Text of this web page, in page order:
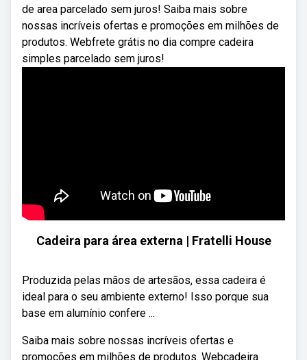
de area parcelado sem juros! Saiba mais sobre
nossas incríveis ofertas e promoções em milhões de
produtos. Webfrete grátis no dia compre cadeira
simples parcelado sem juros!
Cadeira para área externa | Fratelli House
Produzida pelas mãos de artesãos, essa cadeira é
ideal para o seu ambiente externo! Isso porque sua
base em alumínio confere ...
Saiba mais sobre nossas incríveis ofertas e
promoções em milhões de produtos. Webcadeira